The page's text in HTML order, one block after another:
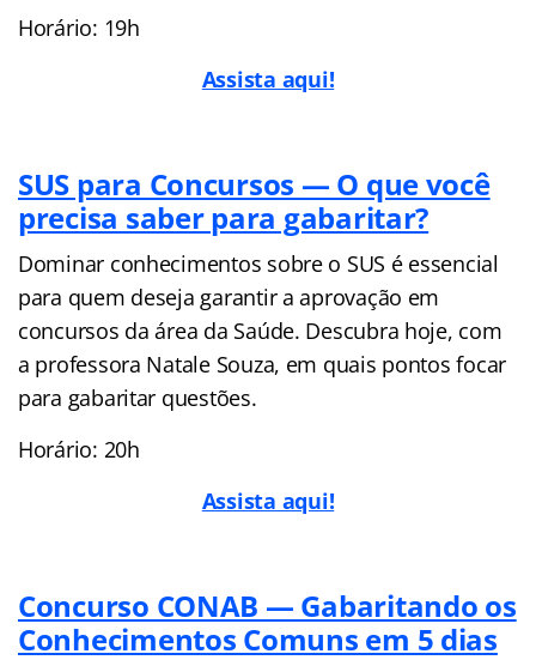
Horário: 19h
Assista aqui!
SUS para Concursos — O que você
precisa saber para gabaritar?
Dominar conhecimentos sobre o SUS é essencial
para quem deseja garantir a aprovação em
concursos da área da Saúde. Descubra hoje, com
a professora Natale Souza, em quais pontos focar
para gabaritar questões.
Horário: 20h
Assista aqui!
Concurso CONAB — Gabaritando os
Conhecimentos Comuns em 5 dias